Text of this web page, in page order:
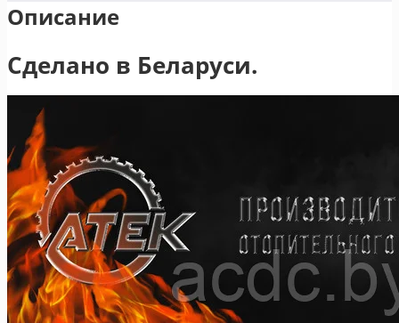
Описание
Сделано в Беларуси.